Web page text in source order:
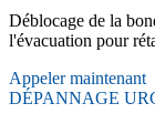
Déblocage de la
l'évacuation pour
Appeler maintenant
DÉPANNAGE